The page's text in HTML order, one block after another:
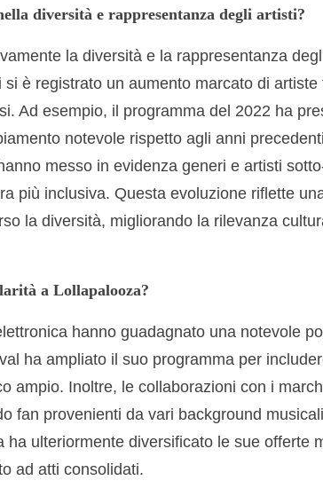
diversità e rappresentanza degli artisti?
la diversità e la rappresentanza
è registrato un aumento marcato di artiste
Ad esempio, il programma del 2022 ha
notevole rispetto agli anni
messo in evidenza generi e artisti
più inclusiva. Questa evoluzione riflette
la diversità, migliorando la rilevanza
a Lollapalooza?
hanno guadagnato una notevole
ha ampliato il suo programma per
ampio. Inoltre, le collaborazioni con i
fan provenienti da vari background
ha ulteriormente diversificato le sue offerte
ad atti consolidati.